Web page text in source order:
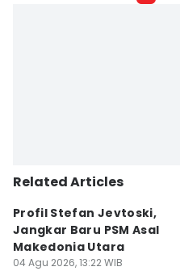
Related Articles
Profil Stefan Jevtoski,
Jangkar Baru PSM Asal
Makedonia Utara
04 Agu 2026, 13:22 WIB